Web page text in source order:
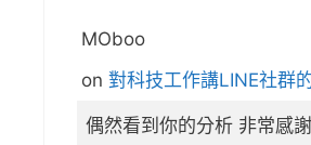
MOboo
on 對科技工作講LINE社群
偶然看到你的分析 非常感